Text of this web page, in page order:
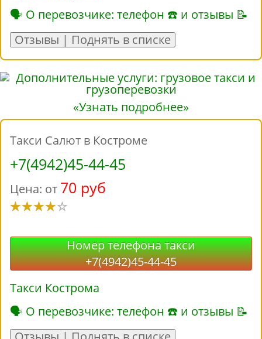
🗣 О перевозчике: телефон ☎ и отзывы 📝
Отзывы | Поднять в списке
«Узнать подробнее»
Такси Салют в Костроме
+7(4942)45-44-45
Цена: от 70 руб
Номер телефона такси
+7(4942)45-44-45
Такси Кострома
🗣 О перевозчике: телефон ☎ и отзывы 📝